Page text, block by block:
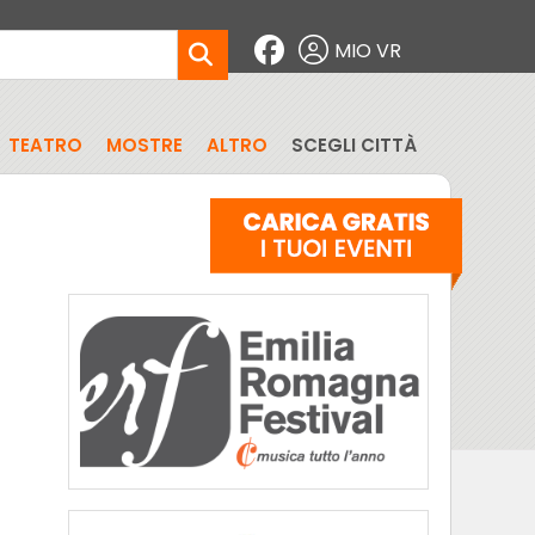
MIO VR
TEATRO MOSTRE ALTRO SCEGLI CITTÀ